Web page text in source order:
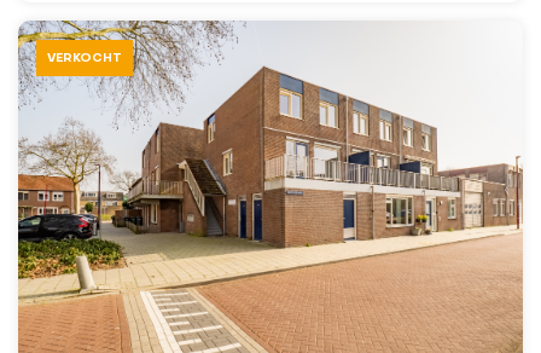
VERKOCHT